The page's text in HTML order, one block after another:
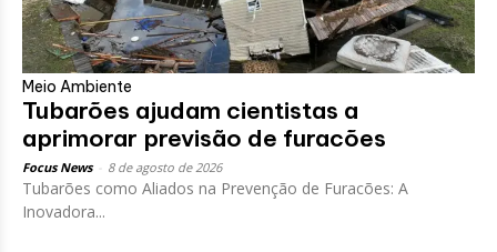
Meio Ambiente
Tubarões ajudam cientistas a
aprimorar previsão de furacões
Focus News 8 de agosto de 2026
Tubarões como Aliados na Prevenção de Furacões: A
Inovadora...